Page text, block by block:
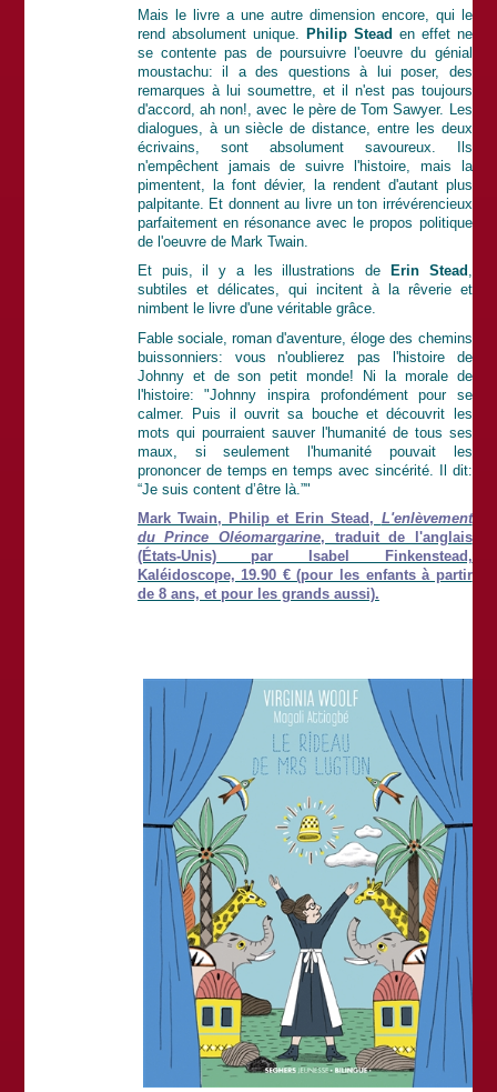
Mais le livre a une autre dimension encore, qui le
rend absolument unique. Philip Stead en effet ne
se contente pas de poursuivre l'oeuvre du génial
moustachu: il a des questions à lui poser, des
remarques à lui soumettre, et il n'est pas toujours
d'accord, ah non!, avec le père de Tom Sawyer. Les
dialogues, à un siècle de distance, entre les deux
écrivains, sont absolument savoureux. Ils
n'empêchent jamais de suivre l'histoire, mais la
pimentent, la font dévier, la rendent d'autant plus
palpitante. Et donnent au livre un ton irrévérencieux
parfaitement en résonance avec le propos politique
de l'oeuvre de Mark Twain.
Et puis, il y a les illustrations de
Erin Stead ,
subtiles et délicates, qui incitent à la rêverie et
nimbent le livre d'une véritable grâce.
Fable sociale, roman d'aventure, éloge des chemins
buissonniers: vous n'oublierez pas l'histoire de
Johnny et de son petit monde! Ni la morale de
l'histoire: "Johnny inspira profondément pour se
calmer. Puis il ouvrit sa bouche et découvrit les
mots qui pourraient sauver l'humanité de tous ses
maux, si seulement l'humanité pouvait les
prononcer de temps en temps avec sincérité. Il dit:
“Je suis content d’être là.”"
Mark Twain, Philip et Erin Stead, L'enlèvement
du Prince Oléomargarine, traduit de l'anglais
(États-Unis) par Isabel Finkenstead,
Kaléidoscope, 19.90 € (pour les enfants à partir
de 8 ans, et pour les grands aussi).